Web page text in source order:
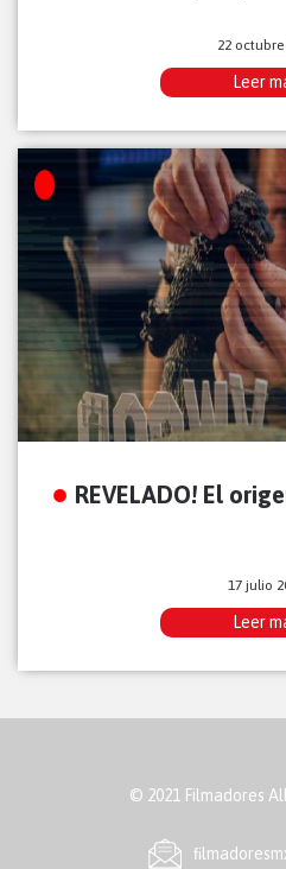
22 octubre
Leer
REVELADO! El
17 julio
Leer
© 2021 Filmadores